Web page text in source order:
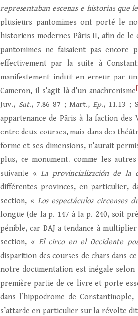
representaban escenas e historias que
plusieurs pantomimes ont porté le
historiens modernes Pâris II, afin de
pantomimes ne faisaient pas encore
effectivement par la suite à
manifestement induit en erreur par un
Cameron, il s’agit là d’un anachronisme
Juv., Sat., 7.86-87 ; Mart., Ep., 11.13 ;
appartenance de Pâris à la faction
entre deux courses, mais dans des
forme et ses dimensions, n’aurait
plus, ce monument, comme les
suivante «La provincialización de la
différentes provinces, en particulier,
section, « Los espectáculos circenses
longue (de la p. 147 à la p. 240, soit
pénible, car DAJ a tendance à
section, « El circo en el Occidente
disparition des courses de chars dans
notre documentation est inégale selon
première partie de ce livre et porte
dans l’hippodrome de
s’attarde en particulier sur la révolte